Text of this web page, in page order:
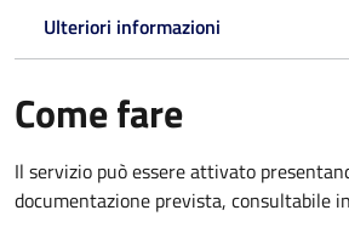
Ulteriori informazioni
Come fare
Il servizio può essere attivato
documentazione prevista, consultabile